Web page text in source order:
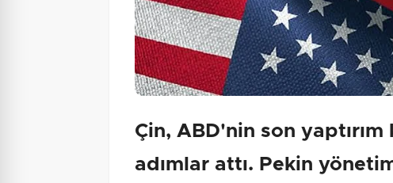
Çin, ABD'nin son yaptırım
adımlar attı. Pekin